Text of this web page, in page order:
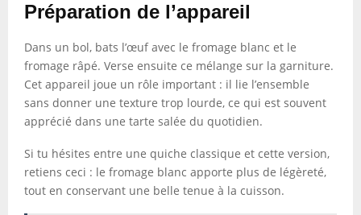
Préparation de l’appareil
Dans un bol, bats l’œuf avec le fromage blanc et le
fromage râpé. Verse ensuite ce mélange sur la garniture.
Cet appareil joue un rôle important : il lie l’ensemble
sans donner une texture trop lourde, ce qui est souvent
apprécié dans une tarte salée du quotidien.
Si tu hésites entre une quiche classique et cette version,
retiens ceci : le fromage blanc apporte plus de légèreté,
tout en conservant une belle tenue à la cuisson.